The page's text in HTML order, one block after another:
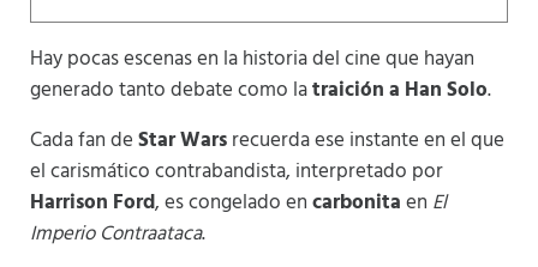
Hay pocas escenas en la historia del cine que hayan
generado tanto debate como latraición a Han Solo.
Cada fan deStar Warsrecuerda ese instante en el que
el carismático contrabandista, interpretado por
Harrison Ford, es congelado encarbonitaen El
Imperio Contraataca.